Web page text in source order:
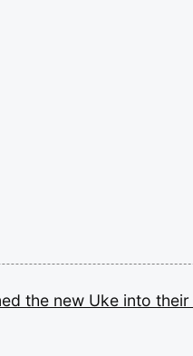
the new Uke into their